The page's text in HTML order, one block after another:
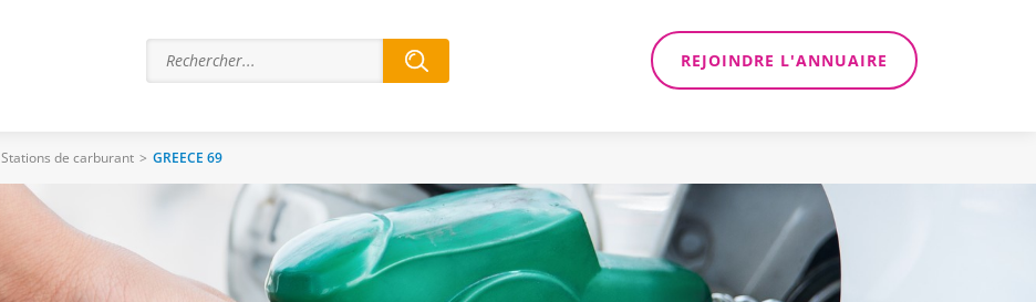
REJOINDRE L'ANNUAIRE
Stations de carburant > GREECE 69